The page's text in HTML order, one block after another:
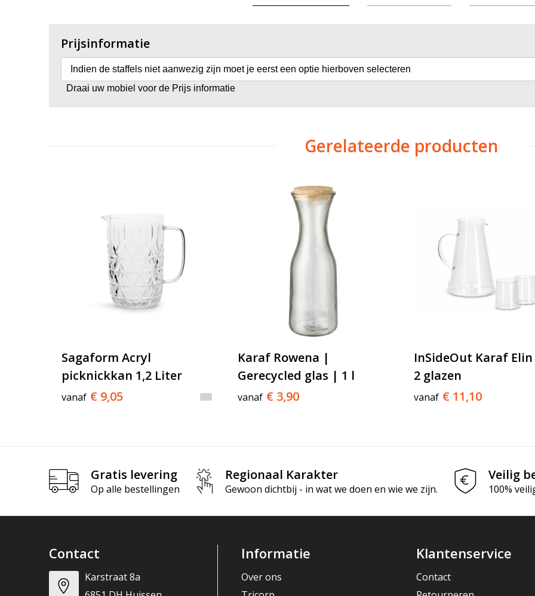
Prijsinformatie
Indien de staffels niet aanwezig zijn moet je eerst een optie hierboven selecteren
Draai uw mobiel voor de Prijs informatie
Gerelateerde producten
Sagaform Acryl
picknickkan 1,2 Liter
vanaf € 9,05
Karaf Rowena |
Gerecycled glas | 1 l
vanaf € 3,90
InSideOut Karaf
2 glazen
vanaf € 11,10
Gratis levering
Op alle bestellingen
Regionaal Karakter
Gewoon dichtbij - in wat we doen en wie we zijn.
Veilig
100%
Contact
Karstraat 8a
Informatie
Over ons
Klantenservice
Contact